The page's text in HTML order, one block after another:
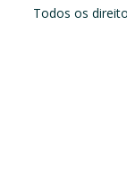
Todos os